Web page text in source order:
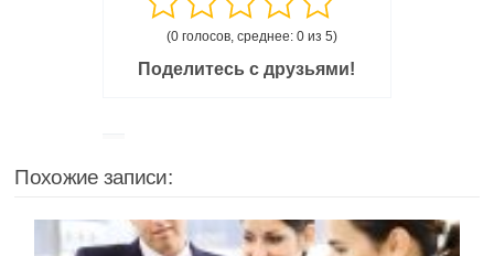
(0 голосов, среднее: 0 из 5)
Поделитесь с друзьями!
Похожие записи: